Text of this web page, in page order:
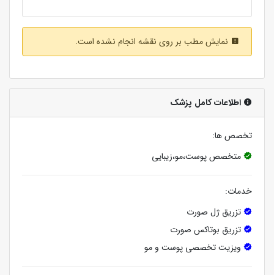
نمایش مطب بر روی نقشه انجام نشده است.
اطلاعات کامل پزشک
تخصص ها:
متخصص پوست،مو،زیبایی
خدمات:
تزریق ژل صورت
تزریق بوتاکس صورت
ویزیت تخصصی پوست و مو